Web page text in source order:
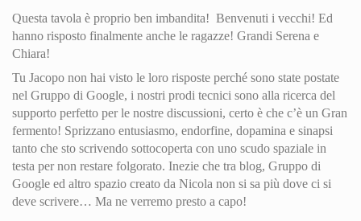
Questa tavola è proprio ben imbandita! Benvenuti i vecchi! Ed
hanno risposto finalmente anche le ragazze! Grandi Serena e
Chiara!
Tu Jacopo non hai visto le loro risposte perché sono state postate
nel Gruppo di Google, i nostri prodi tecnici sono alla ricerca del
supporto perfetto per le nostre discussioni, certo è che c’è un Gran
fermento! Sprizzano entusiasmo, endorfine, dopamina e sinapsi
tanto che sto scrivendo sottocoperta con uno scudo spaziale in
testa per non restare folgorato. Inezie che tra blog, Gruppo di
Google ed altro spazio creato da Nicola non si sa più dove ci si
deve scrivere… Ma ne verremo presto a capo!